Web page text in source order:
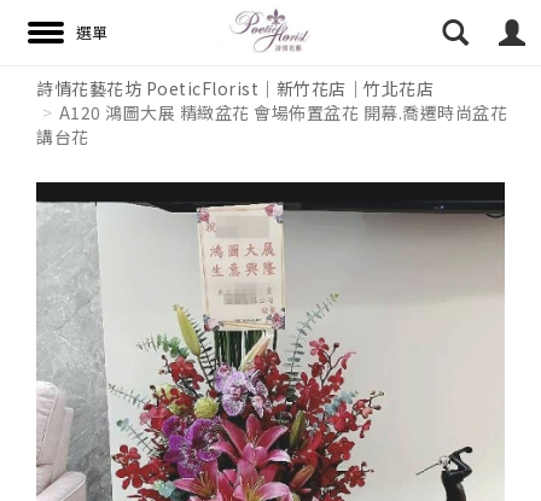
詩情花藝花坊 PoeticFlorist｜新竹花店｜竹北花店
A120 鴻圖大展 精緻盆花 會場佈置盆花 開幕.喬遷時尚盆花
講台花